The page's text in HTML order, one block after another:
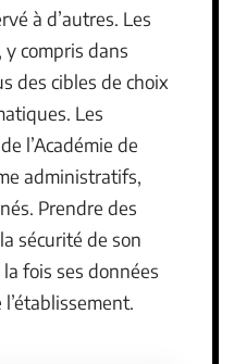
à d’autres. Les
compris dans
des cibles de choix
Les
l’Académie de
administratifs,
Prendre des
sécurité de son
fois ses données